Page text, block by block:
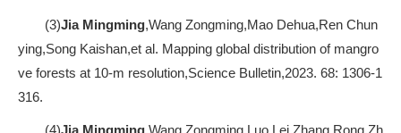
(3)Jia Mingming,Wang Zongming,Mao Dehua,Ren Chun
ying,Song Kaishan,et al. Mapping global distribution of mangro
ve forests at 10-m resolution,Science Bulletin,2023. 68: 1306-1
316.
(4)Jia Mingming,Wang Zongming,Luo Lei,Zhang Rong,Zh